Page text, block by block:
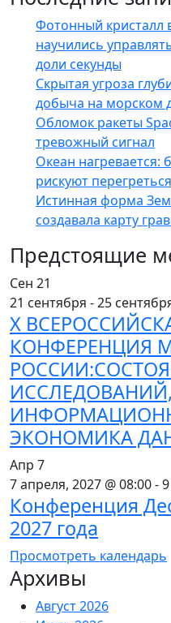
Фотонный кристалл
научились
доли секунды
Скрытая угроза
добыча на морском
Обломок ракеты
тревожный сигнал
Океан нагревается:
рискуют перегреться
Истинная форма
создавала карту
Предстоящие
Сен 21
21 сентября -25
X
КОНФЕРЕНЦИЯ
ИССЛЕДОВАНИЙ,
ЭКОНОМИКА
Апр 7
7 апреля, 2027 @ 08:00-
Конференция
2027 года
Просмотреть календарь
Архивы
Август 2026